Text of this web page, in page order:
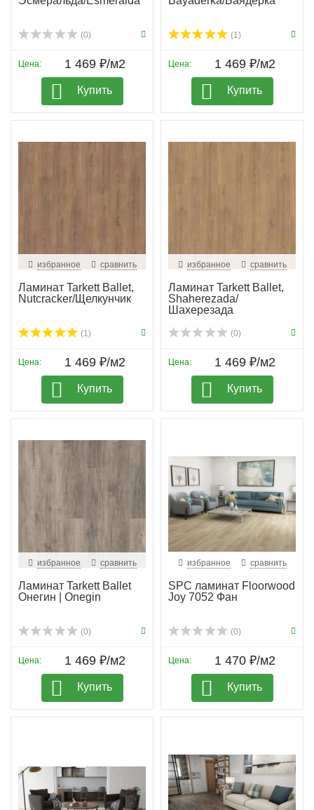
(0)
Цена: 1 469 ₽/м2
Купить
(1)
Цена: 1 469 ₽/м2
Купить
избранное сравнить
Ламинат Tarkett Ballet,
Nutcracker/Щелкунчик
(1)
Цена: 1 469 ₽/м2
Купить
избранное сравнить
Ламинат Tarkett Ballet,
Shaherezada/
Шахерезада
(0)
Цена: 1 469 ₽/м2
Купить
избранное сравнить
Ламинат Tarkett Ballet
Онегин | Onegin
(0)
Цена: 1 469 ₽/м2
Купить
избранное сравнить
SPC ламинат Floorwood
Joy 7052 Фан
(0)
Цена: 1 470 ₽/м2
Купить